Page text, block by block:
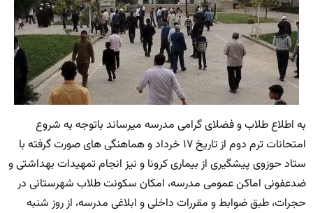
به اطلاع طلاب و فضلای گرامی مدرسه میرساند باتوجه به شروع
امتحانات ترم دوم از تاریخ ۱۷ خرداد و هماهنگی های صورت گرفته با
ستاد حوزوی پیشگیری از بیماری کرونا و نیز انجام تمهیدات بهداشتی و
ضدعفونی اماکن عمومی مدرسه، امکان سکونت طلاب شهرستانی در
حجرات، طبق ضوابط و مقررات داخلی و ابلاغی مدرسه، از روز شنبه